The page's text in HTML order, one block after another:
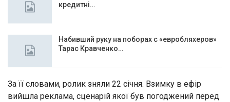
кредитні…
Набивший руку на поборах с «евробляхеров»
Тарас Кравченко…
За її словами, ролик зняли 22 січня. Взимку в ефір
вийшла реклама, сценарій якої був погоджений перед